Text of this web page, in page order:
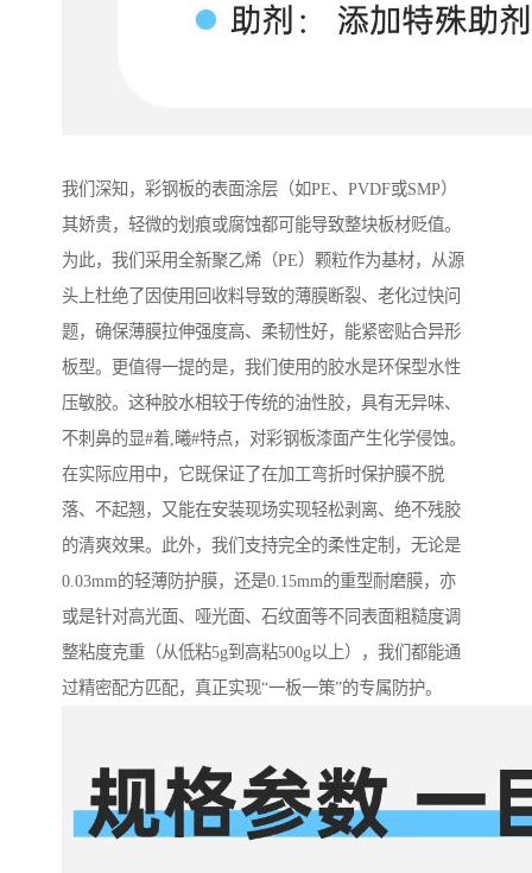
我们深知，彩钢板的表面涂层（如PE、PVDF或SMP）
其娇贵，轻微的划痕或腐蚀都可能导致整块板材贬值。
为此，我们采用全新聚乙烯（PE）颗粒作为基材，从源
头上杜绝了因使用回收料导致的薄膜断裂、老化过快问
题，确保薄膜拉伸强度高、柔韧性好，能紧密贴合异形
板型。更值得一提的是，我们使用的胶水是环保型水性
压敏胶。这种胶水相较于传统的油性胶，具有无异味、
不刺鼻的显#着,曦#特点，对彩钢板漆面产生化学侵蚀。
在实际应用中，它既保证了在加工弯折时保护膜不脱
落、不起翘，又能在安装现场实现轻松剥离、绝不残胶
的清爽效果。此外，我们支持完全的柔性定制，无论是
0.03mm的轻薄防护膜，还是0.15mm的重型耐磨膜，亦
或是针对高光面、哑光面、石纹面等不同表面粗糙度调
整粘度克重（从低粘5g到高粘500g以上），我们都能通
过精密配方匹配，真正实现“一板一策”的专属防护。